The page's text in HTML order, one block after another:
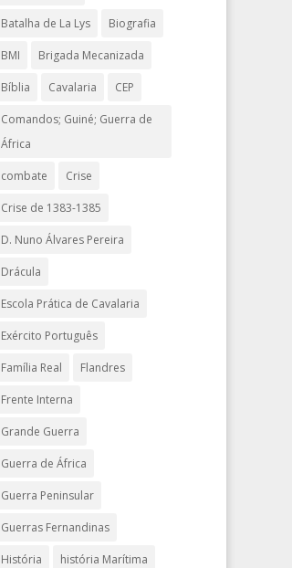
Batalha de La Lys Biografia
BMI Brigada Mecanizada
Bíblia Cavalaria CEP
Comandos; Guiné; Guerra de
África
combate Crise
Crise de 1383-1385
D. Nuno Álvares Pereira
Drácula
Escola Prática de Cavalaria
Exército Português
Família Real Flandres
Frente Interna
Grande Guerra
Guerra de África
Guerra Peninsular
Guerras Fernandinas
História história Marítima